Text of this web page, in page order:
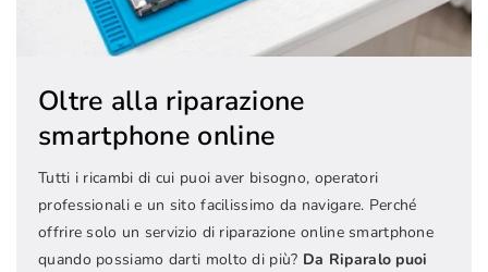
Oltre alla riparazione
smartphone online
Tutti i ricambi di cui puoi aver bisogno, operatori
professionali e un sito facilissimo da navigare. Perché
offrire solo un servizio di riparazione online smartphone
quando possiamo darti molto di più? Da Riparalo puoi